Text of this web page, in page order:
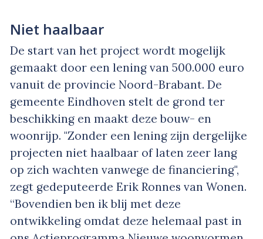
Niet haalbaar
De start van het project wordt mogelijk
gemaakt door een lening van 500.000 euro
vanuit de provincie Noord-Brabant. De
gemeente Eindhoven stelt de grond ter
beschikking en maakt deze bouw- en
woonrijp. "Zonder een lening zijn dergelijke
projecten niet haalbaar of laten zeer lang
op zich wachten vanwege de financiering",
zegt gedeputeerde Erik Ronnes van Wonen.
“Bovendien ben ik blij met deze
ontwikkeling omdat deze helemaal past in